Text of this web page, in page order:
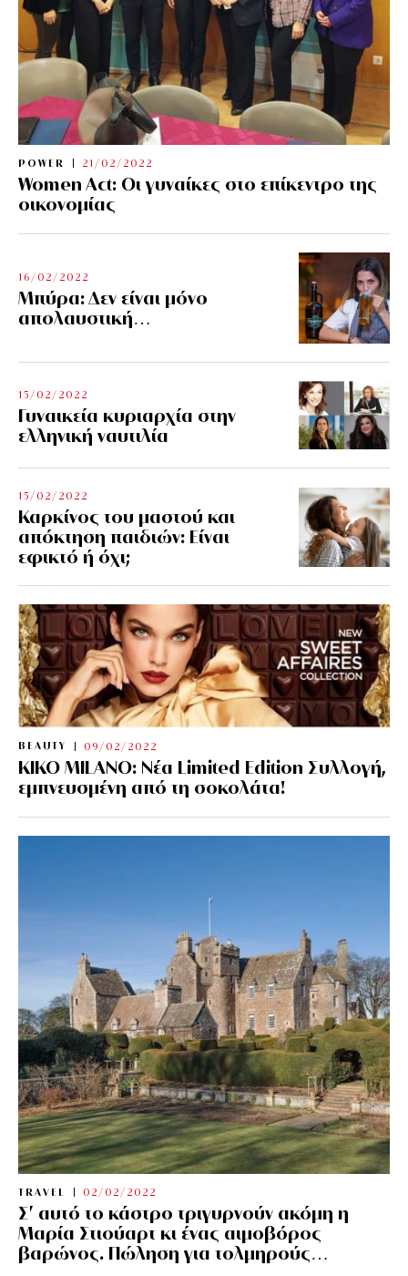
POWER 21/02/2022
Women Act: Οι γυναίκες στο επίκεντρο της
οικονομίας
16/02/2022
Μπύρα: Δεν είναι μόνο
απολαυστική…
15/02/2022
Γυναικεία κυριαρχία στην
ελληνική ναυτιλία
15/02/2022
Καρκίνος του μαστού και
απόκτηση παιδιών: Είναι
εφικτό ή όχι;
BEAUTY 09/02/2022
KIKO MILANO: Νέα Limited Edition Συλλογή,
εμπνευσμένη από τη σοκολάτα!
TRAVEL 02/02/2022
Σ’ αυτό το κάστρο τριγυρνούν ακόμη η
Μαρία Στιούαρτ κι ένας αιμοβόρος
βαρώνος. Πώληση για τολμηρούς…